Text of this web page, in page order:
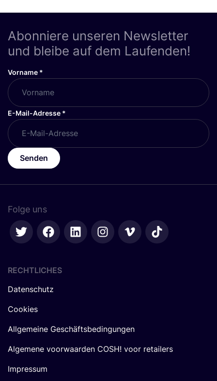
Abonniere unseren Newsletter
und bleibe auf dem Laufenden!
Vorname *
E-Mail-Adresse *
Senden
Folge uns
RECHTLICHES
Datenschutz
Cookies
Allgemeine Geschäftsbedingungen
Algemene voorwaarden COSH! voor retailers
Impressum